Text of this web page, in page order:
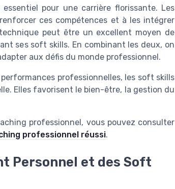
pour une carrière florissante. Les
ces compétences et à les intégrer
peut être un excellent moyen de
ses soft skills. En combinant les deux, on
aux défis du monde professionnel.
professionnelles, les soft skills
Elles favorisent le bien-être, la gestion du
professionnel, vous pouvez consulter
professionnel réussi.
Personnel et des Soft